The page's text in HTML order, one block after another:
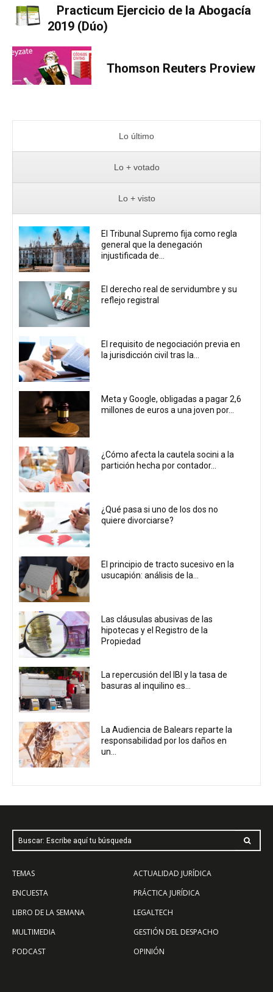
Practicum Ejercicio de la Abogacía
2019 (Dúo)
Thomson Reuters Proview
Lo último
Lo + votado
Lo + visto
El Tribunal Supremo fija como regla
general que la denegación
injustificada de...
El derecho real de servidumbre y su
reflejo registral
El requisito de negociación previa en
la jurisdicción civil tras la...
Meta y Google, obligadas a pagar 2,6
millones de euros a una joven por...
¿Cómo afecta la cautela socini a la
partición hecha por contador...
¿Qué pasa si uno de los dos no
quiere divorciarse?
El principio de tracto sucesivo en la
usucapión: análisis de la...
Las cláusulas abusivas de las
hipotecas y el Registro de la
Propiedad
La repercusión del IBI y la tasa de
basuras al inquilino es...
La Audiencia de Balears reparte la
responsabilidad por los daños en
un...
Buscar: Escribe aquí tu búsqueda
TEMAS
ENCUESTA
LIBRO DE LA SEMANA
MULTIMEDIA
PODCAST
ACTUALIDAD JURÍDICA
PRÁCTICA JURÍDICA
LEGALTECH
GESTIÓN DEL DESPACHO
OPINIÓN